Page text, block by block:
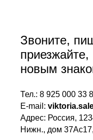
Звоните,
новым
Тел.: 8 925 000 33
E-mail:
Адрес: Россия,
Нижн., дом